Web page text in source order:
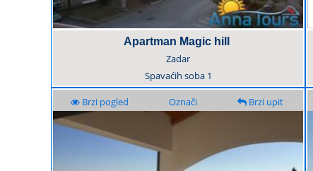
Apartman Magic hill
Zadar
Spavaćih soba 1
Brzi pogled Označi Brzi upit